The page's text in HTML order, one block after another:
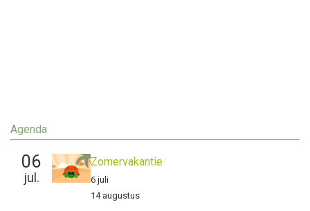
Agenda
06
jul.
Zomervakantie
6 juli
14 augustus